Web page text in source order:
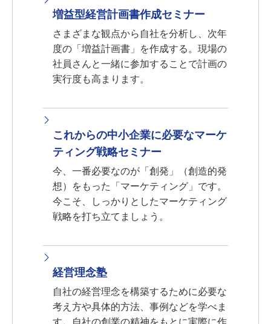
増益型経営計画書作成セミナー
さまざまな観点から自社を分析し、次年
度の「増益計画書」を作成する。現場の
社員さんと一緒に参加することで計画の
実行度も高まります。
これからの中小企業に必要なマーケ
ティング戦略セミナー
今、一番必要なのが「創発」（創造的発
想）をもった「マーケティング」です。
今こそ、しっかりとしたマーケティング
戦略を打ち立てましょう。
経営理念塾
自社の経営理念を構築するために必要な
考え方や具体的方法、事例などを学べま
す。自社の創業の精神をもとに実際に作